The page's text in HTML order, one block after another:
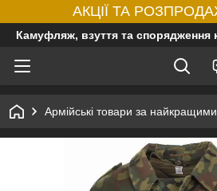
АКЦІЇ ТА
Камуфляж, взуття та спорядження
Армійські товари за